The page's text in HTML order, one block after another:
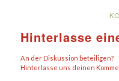
Hinterlasse
An der Diskussion beteiligen?
Hinterlasse uns deinen